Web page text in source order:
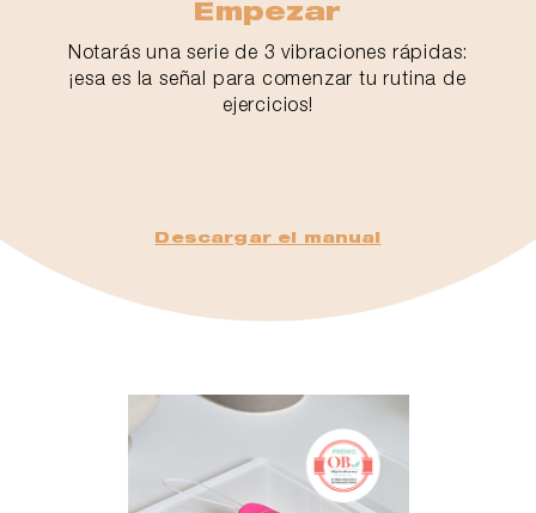
Empezar
Notarás una serie de 3 vibraciones rápidas:
¡esa es la señal para comenzar tu rutina de
ejercicios!
Descargar el manual